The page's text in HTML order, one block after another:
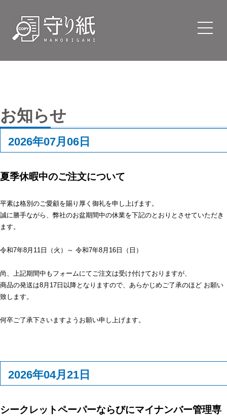
お知らせ
2026年07月06日
夏季休暇中のご注文について
平素は格別のご愛顧を賜り厚く御礼を申し上げます。
誠に勝手ながら、弊社のお盆期間中の休業を下記のとおりとさせていただき
ます。
令和7年8月11日（火）～ 令和7年8月16日（日）
尚、上記期間中もフォームにてご注文は受け付けておりますが、
商品の発送は8月17日以降となりますので、あらかじめご了承のほど お願い
致します。
何卒ご了承下さいますようお願い申し上げます。
2026年04月21日
シークレットペーパーならびにマイナンバー管理専